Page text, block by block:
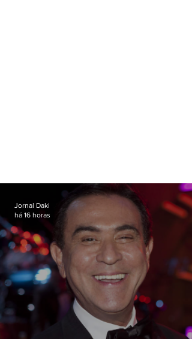
Jornal Daki
há 16 horas